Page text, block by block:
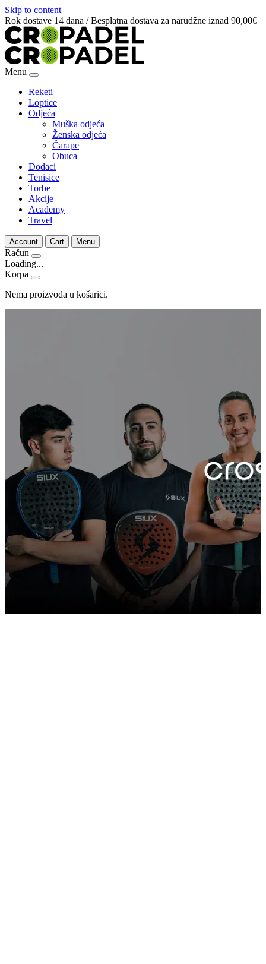
Skip to content
Rok dostave 14 dana / Besplatna dostava za narudžne iznad 90,00€
Menu
Reketi
Loptice
Odjeća
Muška odjeća
Ženska odjeća
Čarape
Obuca
Dodaci
Tenisice
Torbe
Akcije
Academy
Travel
Account Cart Menu
Račun
Loading...
Korpa
Nema proizvoda u košarici.